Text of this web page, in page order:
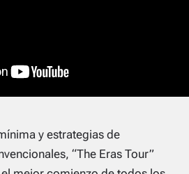
y estrategias de
“The Eras Tour”